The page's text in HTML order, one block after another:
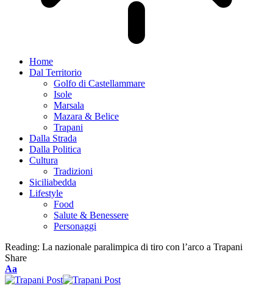
Home
Dal Territorio
Golfo di Castellammare
Isole
Marsala
Mazara & Belice
Trapani
Dalla Strada
Dalla Politica
Cultura
Tradizioni
Siciliabedda
Lifestyle
Food
Salute & Benessere
Personaggi
Reading: La nazionale paralimpica di tiro con l’arco a Trapani
Share
Font
Resizer
Aa